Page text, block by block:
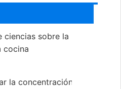
ciencias sobre la
cocina
la concentración